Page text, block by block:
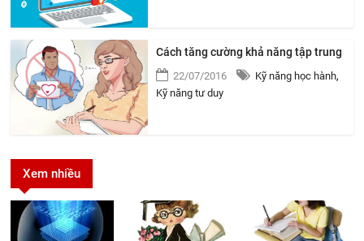
Cách tăng cường khả năng tập trung
22/07/2016 Kỹ năng học hành,
Kỹ năng tư duy
Xem nhiều